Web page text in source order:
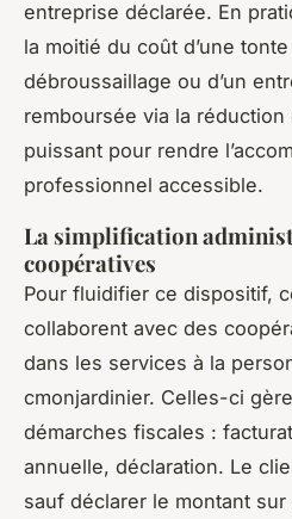
entreprise déclarée. En
la moitié du coût d’une
débroussaillage ou d’un
remboursée via la réduction
puissant pour rendre
professionnel accessible.
La simplification
coopératives
Pour fluidifier ce dispositif,
collaborent avec des
dans les services à la
cmonjardinier. Celles-ci
démarches fiscales :
annuelle, déclaration. Le
sauf déclarer le montant sur